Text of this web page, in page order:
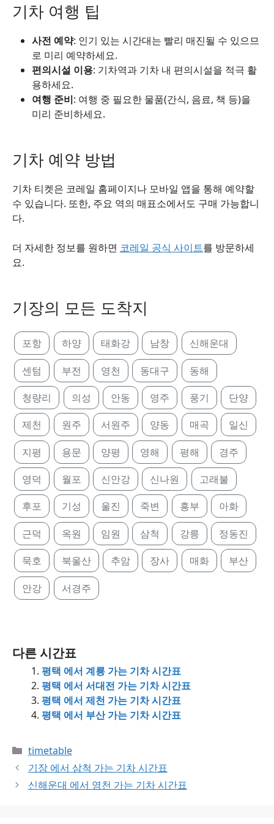
기차 여행 팁
사전 예약: 인기 있는 시간대는 빨리 매진될 수 있으므
로 미리 예약하세요.
편의시설 이용: 기차역과 기차 내 편의시설을 적극 활
용하세요.
여행 준비: 여행 중 필요한 물품(간식, 음료, 책 등)을
미리 준비하세요.
기차 예약 방법
기차 티켓은 코레일 홈페이지나 모바일 앱을 통해 예약할
수 있습니다. 또한, 주요 역의 매표소에서도 구매 가능합니
다.
더 자세한 정보를 원하면 코레일 공식 사이트를 방문하세
요.
기장의 모든 도착지
포항 하양 태화강 남창 신해운대
센텀 부전 영천 동대구 동해
청량리 의성 안동 영주 풍기 단양
제천 원주 서원주 양동 매곡 일신
지평 용문 양평 영해 평해 경주
영덕 월포 신안강 신나원 고래불
후포 기성 울진 죽변 흥부 아화
근덕 옥원 임원 삼척 강릉 정동진
묵호 북울산 추암 장사 매화 부산
안강 서경주
다른 시간표
평택 에서 계룡 가는 기차 시간표
평택 에서 서대전 가는 기차 시간표
평택 에서 제천 가는 기차 시간표
평택 에서 부산 가는 기차 시간표
Categories
timetable
기장 에서 삼척 가는 기차 시간표
신해운대 에서 영천 가는 기차 시간표